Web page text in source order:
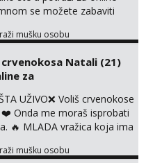
Čekam...se možete zabaviti
u paru i trojci s kolegicama,
pozive. Za vas sam
licem u raznim
kao i razna videa 😈
i dominaciju 🤫 ...
mušku osobu
crvenokosa Natali (21)
za
UŽIVO❌ Voliš crvenokose
❤️ Onda me moraš isprobati
️‍🔥 MLADA vražica koja ima
vidim samo užitak. 💦 U
mušku osobu